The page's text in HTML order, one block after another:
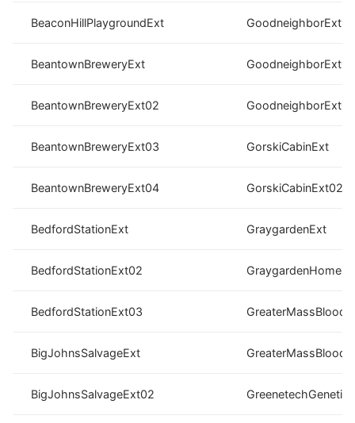
BeaconHillPlaygroundExt GoodneighborExt
BeantownBreweryExt
BeantownBreweryExt02
BeantownBreweryExt03 GorskiCabinExt
BeantownBreweryExt04 GorskiCabinExt02
BedfordStationExt GraygardenExt
BedfordStationExt02
BedfordStationExt03
BigJohnsSalvageExt
BigJohnsSalvageExt02